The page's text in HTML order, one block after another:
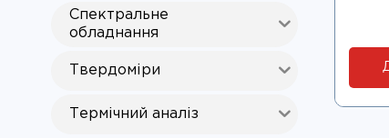
Спектральне
обладнання
Твердоміри
Термічний аналіз